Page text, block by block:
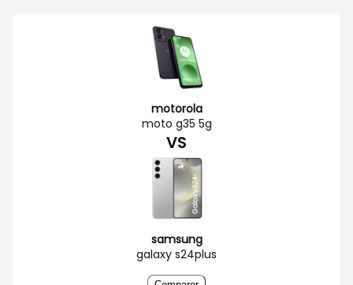
motorola
moto g35 5g
VS
samsung
galaxy s24plus